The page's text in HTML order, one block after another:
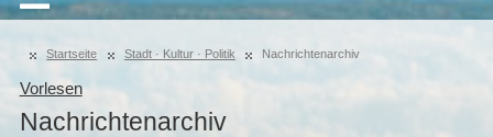
Startseite Stadt · Kultur · Politik Nachrichtenarchiv
Vorlesen
Nachrichtenarchiv